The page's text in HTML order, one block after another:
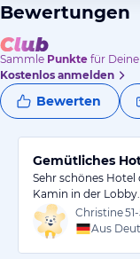
Bewertungen
Sammle Punkte für
Kostenlos anmelden
Bewerten
Gemütliches
Sehr schönes
Kamin in der Lobby.
Christine
Aus